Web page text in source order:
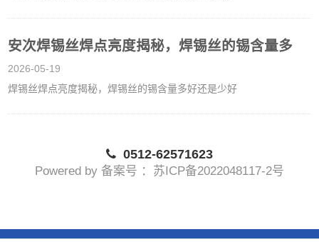
安次焊锡丝焊点亮度揭秘，焊锡丝的锡含量多
2026-05-19
焊锡丝焊点亮度揭秘，焊锡丝的锡含量多好还是少好
0512-62571623
Powered by 备案号 ：苏ICP备2022048117-2号